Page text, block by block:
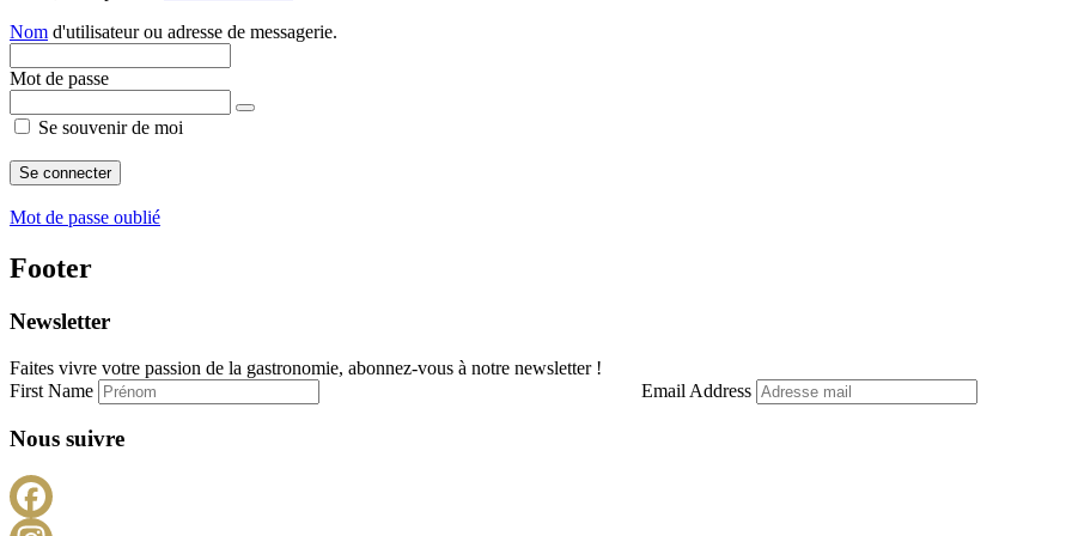
Nom d'utilisateur ou adresse de messagerie.
Mot de passe
Se souvenir de moi
Mot de passe oublié
Footer
Newsletter
Faites vivre votre passion de la gastronomie, abonnez-vous à notre newsletter !
First Name
Email Address
Nous suivre